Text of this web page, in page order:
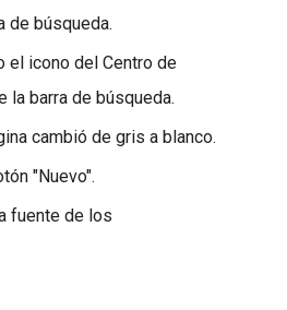
de búsqueda.
el icono del Centro de
la barra de búsqueda.
cambió de gris a blanco.
"Nuevo".
fuente de los